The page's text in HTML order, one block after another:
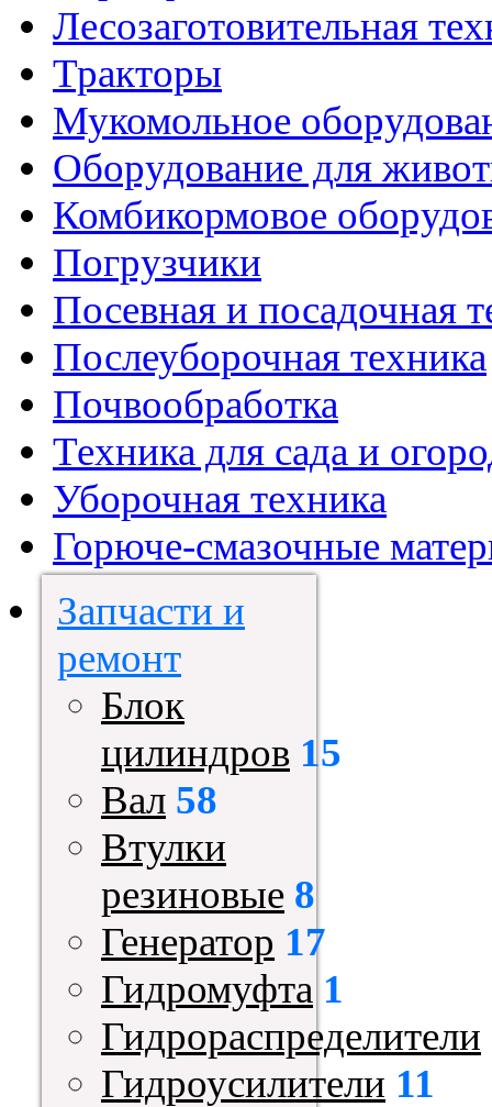
Лесозаготовительная
Тракторы
Мукомольное
Оборудование для
Комбикормовое
Погрузчики
Посевная и посадочная
Послеуборочная техника
Почвообработка
Техника для сада и
Уборочная техника
Горюче-смазочные
Запчасти и
ремонт
Блок
цилиндров 15
Вал 58
Втулки
резиновые 8
Генератор 17
Гидромуфта 1
Гидрораспределители
Гидроусилители 11